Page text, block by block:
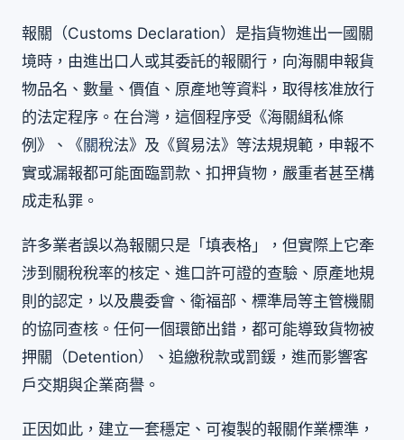
報關（Customs Declaration）是指貨物進出一國關
境時，由進出口人或其委託的報關行，向海關申報貨
物品名、數量、價值、原產地等資料，取得核准放行
的法定程序。在台灣，這個程序受《海關緝私條
例》、《關稅法》及《貿易法》等法規規範，申報不
實或漏報都可能面臨罰款、扣押貨物，嚴重者甚至構
成走私罪。
許多業者誤以為報關只是「填表格」，但實際上它牽
涉到關稅稅率的核定、進口許可證的查驗、原產地規
則的認定，以及農委會、衛福部、標準局等主管機關
的協同查核。任何一個環節出錯，都可能導致貨物被
押關（Detention）、追繳稅款或罰鍰，進而影響客
戶交期與企業商譽。
正因如此，建立一套穩定、可複製的報關作業標準，